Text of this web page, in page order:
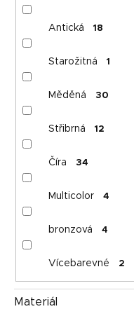
Antická 18
Starožitná 1
Měděná 30
Střibrná 12
Číra 34
Multicolor 4
bronzová 4
Vícebarevné 2
Materiál